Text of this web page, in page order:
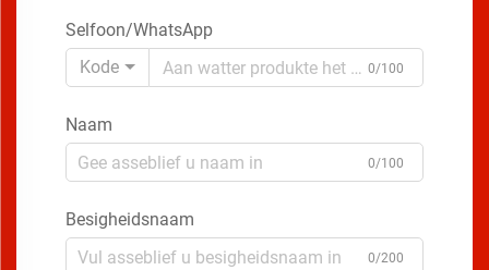
Selfoon/WhatsApp
Kode
0/100
Naam
0/100
Besigheidsnaam
0/200